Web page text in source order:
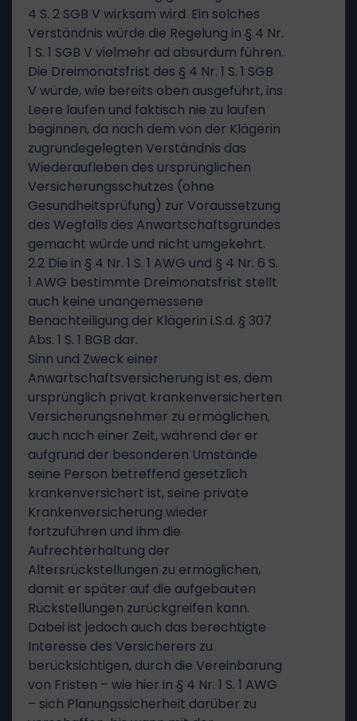
4 S. 2 SGB V wirksam wird. Ein solches
Verständnis würde die Regelung in § 4 Nr.
1 S. 1 SGB V vielmehr ad absurdum führen.
Die Dreimonatsfrist des § 4 Nr. 1 S. 1 SGB
V würde, wie bereits oben ausgeführt, ins
Leere laufen und faktisch nie zu laufen
beginnen, da nach dem von der Klägerin
zugrundegelegten Verständnis das
Wiederaufleben des ursprünglichen
Versicherungsschutzes (ohne
Gesundheitsprüfung) zur Voraussetzung
des Wegfalls des Anwartschaftsgrundes
gemacht würde und nicht umgekehrt.
2.2 Die in § 4 Nr. 1 S. 1 AWG und § 4 Nr. 6 S.
1 AWG bestimmte Dreimonatsfrist stellt
auch keine unangemessene
Benachteiligung der Klägerin i.S.d. § 307
Abs. 1 S. 1 BGB dar.
Sinn und Zweck einer
Anwartschaftsversicherung ist es, dem
ursprünglich privat krankenversicherten
Versicherungsnehmer zu ermöglichen,
auch nach einer Zeit, während der er
aufgrund der besonderen Umstände
seine Person betreffend gesetzlich
krankenversichert ist, seine private
Krankenversicherung wieder
fortzuführen und ihm die
Aufrechterhaltung der
Altersrückstellungen zu ermöglichen,
damit er später auf die aufgebauten
Rückstellungen zurückgreifen kann.
Dabei ist jedoch auch das berechtigte
Interesse des Versicherers zu
berücksichtigen, durch die Vereinbarung
von Fristen – wie hier in § 4 Nr. 1 S. 1 AWG
– sich Planungssicherheit darüber zu